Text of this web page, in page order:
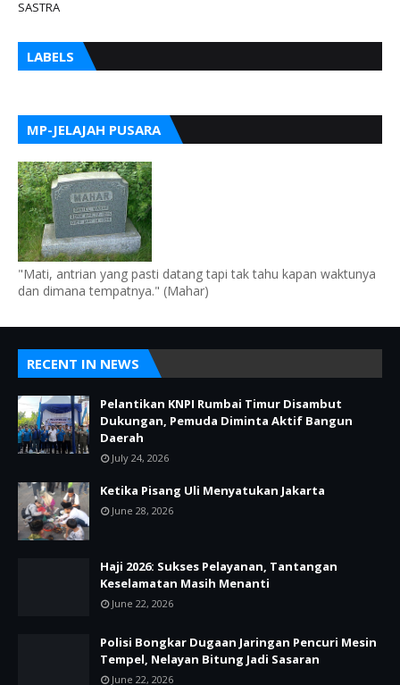
SASTRA
LABELS
MP-JELAJAH PUSARA
"Mati, antrian yang pasti datang tapi tak tahu kapan waktunya
dan dimana tempatnya." (Mahar)
RECENT IN NEWS
Pelantikan KNPI Rumbai Timur Disambut
Dukungan, Pemuda Diminta Aktif Bangun
Daerah
July 24, 2026
Ketika Pisang Uli Menyatukan Jakarta
June 28, 2026
Haji 2026: Sukses Pelayanan, Tantangan
Keselamatan Masih Menanti
June 22, 2026
Polisi Bongkar Dugaan Jaringan Pencuri Mesin
Tempel, Nelayan Bitung Jadi Sasaran
June 22, 2026